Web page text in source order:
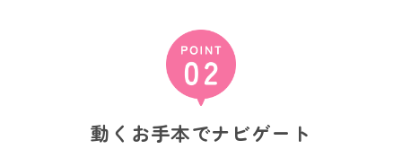
動くお手本でナビゲート